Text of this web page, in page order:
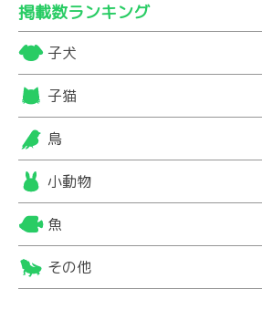
掲載数ランキング
子犬
子猫
鳥
小動物
魚
その他